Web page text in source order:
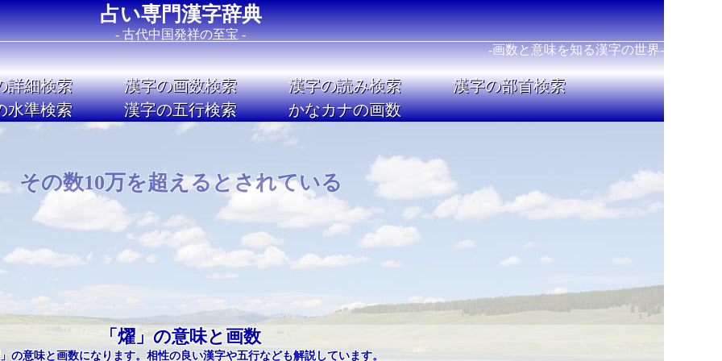
占い専門漢字辞典
- 古代中国発祥の至宝 -
-画数と意味を知る漢字の世界-
詳細検索 漢字の画数検索 漢字の読み検索
漢字の部首検索
水準検索
漢字の五行検索 かなカナの画数
Image 02
その数10万を超えるとされている
「燿」の意味と画数
の意味と画数になります。相性の良い漢字や五行なども解説しています。